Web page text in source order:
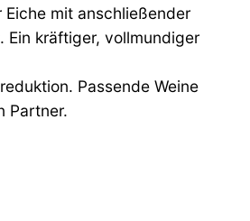
mit anschließender
Ein kräftiger, vollmundiger
Passende Weine
Partner.